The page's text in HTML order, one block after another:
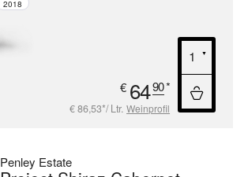
2018
€ 6490*
€ 86,53*/ Ltr. Weinprofil
Penley Estate